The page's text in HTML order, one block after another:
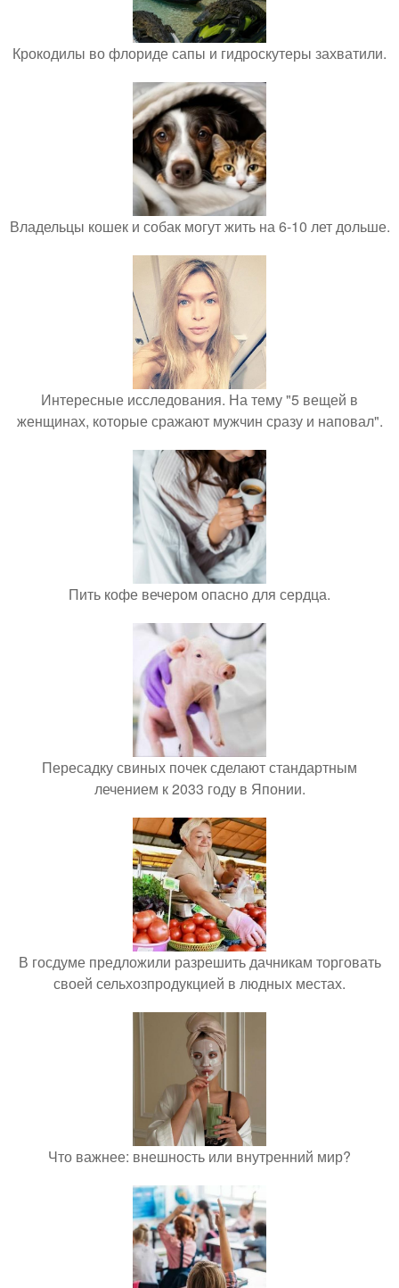
Крокодилы во флориде сапы и гидроскутеры захватили.
Владельцы кошек и собак могут жить на 6-10 лет дольше.
Интересные исследования. На тему "5 вещей в
женщинах, которые сражают мужчин сразу и наповал".
Пить кофе вечером опасно для сердца.
Пересадку свиных почек сделают стандартным
лечением к 2033 году в Японии.
В госдуме предложили разрешить дачникам торговать
своей сельхозпродукцией в людных местах.
Что важнее: внешность или внутренний мир?